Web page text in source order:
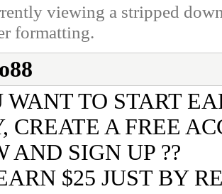
viewing a stripped
formatting.
WANT TO START
CREATE A FREE
AND SIGN UP ??
$25 JUST BY